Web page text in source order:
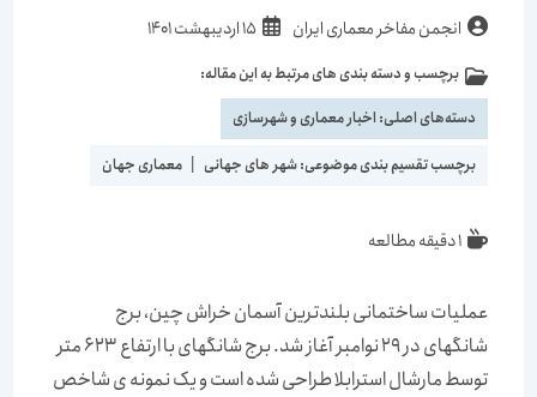
نویسندهٔ
انجمن مفاخر معماری ایران نوشته
شده
است:
15 اردیبهشت 1401
دسته‌
نوشته:
برچسب و دسته بندی های مرتبط به این مقاله:
دسته‌های اصلی:اخبار معماری و شهرسازی
برچسب تقسیم بندی موضوعی:شهر های جهانی | معماری جهان
زمان1 دقیقه مطالعه
عملیات ساختمانی بلندترین آسمان خراش چین، برج
شانگهای در 29 نوامبر آغاز شد. برج شانگهای با ارتفاع 623 متر
توسط مارشال استرابلا طراحی شده است و یک نمونه ی شاخص